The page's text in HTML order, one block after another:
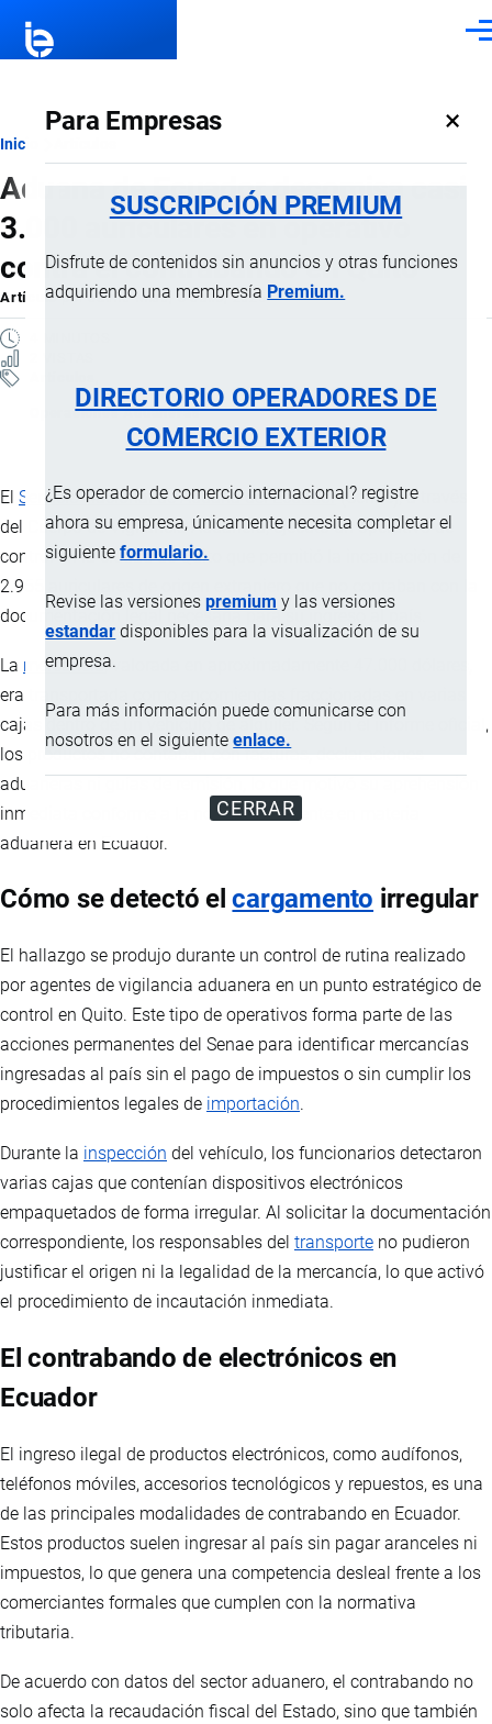
Para Empresas ×
SUSCRIPCIÓN PREMIUM
Disfrute de contenidos sin anuncios y otras funciones
adquiriendo una membresía Premium.
DIRECTORIO OPERADORES DE
COMERCIO EXTERIOR
¿Es operador de comercio internacional? registre
ahora su empresa, únicamente necesita completar el
siguienteformulario.
Revise las versionespremium y las versiones
estandar disponibles para la visualización de su
empresa.
Para más información puede comunicarse con
nosotros en el siguienteenlace.
CERRAR
Ruta
de
navegación
Inicio
Aduana de Ecuador decomisa casi
3.000 auriculares en operativo
contra el contrabando en Quito
ArtículoporJaime Mise, 3 Julio, 2026
Operaciones Aduaneras
El Servicio Nacional de Aduana del Ecuador(Senae), a través
del Cuerpo de Vigilancia Aduanera, ejecutó un operativo de
control en la ciudad de Quito que permitió la incautación de
2.955 auriculares de origen extranjero que no contaban con la
documentación legal necesaria para su ingreso al país.
La mercancía, valorada en aproximadamente 47.000 dólares,
era transportada como encomiendas fraccionadas en varias
cajas dentro de un vehículo de alquiler. Según el informe oficial,
los productos no contaban con facturas, declaraciones
aduaneras ni guías de remisión, lo que motivó su aprehensión
inmediata conforme a la normativa vigente en materia
aduanera en Ecuador.
Cómo se detectó elcargamento irregular
El hallazgo se produjo durante un control de rutina realizado
por agentes de vigilancia aduanera en un punto estratégico de
control en Quito. Este tipo de operativos forma parte de las
acciones permanentes del Senae para identificar mercancías
ingresadas al país sin el pago de impuestos o sin cumplir los
procedimientos legales de importación.
Durante la inspección del vehículo, los funcionarios detectaron
varias cajas que contenían dispositivos electrónicos
empaquetados de forma irregular. Al solicitar la documentación
correspondiente, los responsables del transporte no pudieron
justificar el origen ni la legalidad de la mercancía, lo que activó
el procedimiento de incautación inmediata.
El contrabando de electrónicos en
Ecuador
El ingreso ilegal de productos electrónicos, como audífonos,
teléfonos móviles, accesorios tecnológicos y repuestos, es una
de las principales modalidades de contrabando en Ecuador.
Estos productos suelen ingresar al país sin pagar aranceles ni
impuestos, lo que genera una competencia desleal frente a los
comerciantes formales que cumplen con la normativa
tributaria.
De acuerdo con datos del sector aduanero, el contrabando no
solo afecta la recaudación fiscal del Estado, sino que también